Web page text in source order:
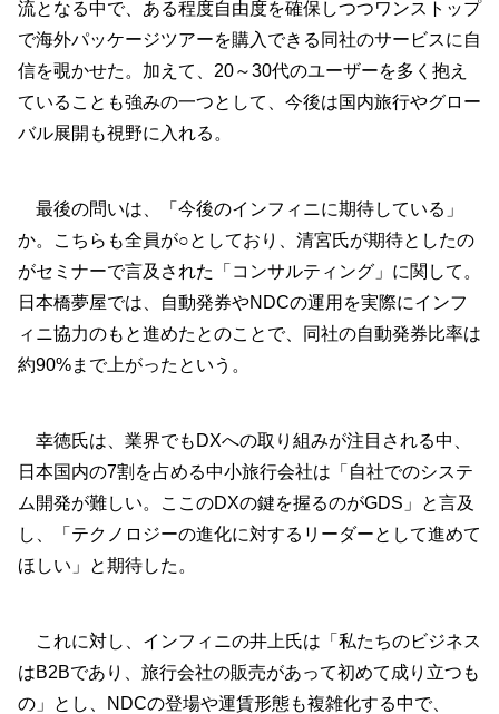
流となる中で、ある程度自由度を確保しつつワンストップ
で海外パッケージツアーを購入できる同社のサービスに自
信を覗かせた。加えて、20～30代のユーザーを多く抱え
ていることも強みの一つとして、今後は国内旅行やグロー
バル展開も視野に入れる。
最後の問いは、「今後のインフィニに期待している」
か。こちらも全員が○としており、清宮氏が期待としたの
がセミナーで言及された「コンサルティング」に関して。
日本橋夢屋では、自動発券やNDCの運用を実際にインフ
ィニ協力のもと進めたとのことで、同社の自動発券比率は
約90%まで上がったという。
幸徳氏は、業界でもDXへの取り組みが注目される中、
日本国内の7割を占める中小旅行会社は「自社でのシステ
ム開発が難しい。ここのDXの鍵を握るのがGDS」と言及
し、「テクノロジーの進化に対するリーダーとして進めて
ほしい」と期待した。
これに対し、インフィニの井上氏は「私たちのビジネス
はB2Bであり、旅行会社の販売があって初めて成り立つも
の」とし、NDCの登場や運賃形態も複雑化する中で、